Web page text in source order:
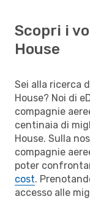
Scopri i
House
Sei alla ricerca
House? Noi di
compagnie
centinaia di
House. Sulla
compagnie
poter
cost.
accesso alle